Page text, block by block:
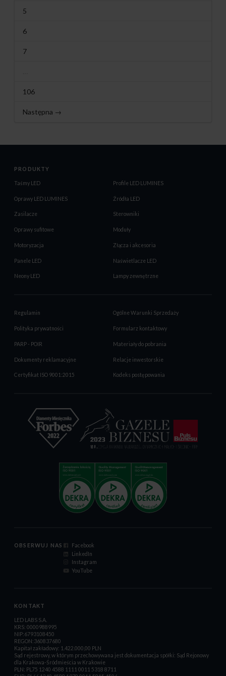
5
6
7
106
Następna →
PRODUKTY
Taśmy LED Profile LED LUMINES
Oprawy LED LUMINES Źródła LED
Zasilacze Sterowniki
Oprawy sufitowe Moduły
Motoryzacja Złącza i akcesoria
Panele LED Naświetlacze LED
Neony LED Lampy zewnętrzne
Regulamin Ogólne Warunki Sprzedaży
Polityka prywatności Formularz kontaktowy
PARP - POIR Materiały do pobrania
Dokumenty reklamacyjne Relacje inwestorskie
Certyfikat ISO 9001:2015 Kodeks postępowania
OBSERWUJ NAS
Facebook
LinkedIn
Instagram
YouTube
KONTAKT
LED LABS S.A.
KRS: 0000988995
NIP:6793108450
REGON:360837680
Kapitał zakładowy: 1.422.000,00 PLN
Sąd rejestrowy, w którym przechowywana jest dokumentacja spółki: Sąd Rejonowy
dla Krakowa-Śródmieścia w Krakowie
PLN: PL75 1240 4588 1111 0011 5318 8711